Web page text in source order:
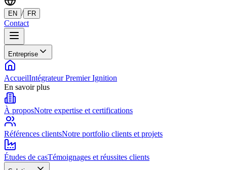
EN / FR
Contact
Entreprise
AccueilIntégrateur Premier Ignition
En savoir plus
À proposNotre expertise et certifications
Références clientsNotre portfolio clients et projets
Études de casTémoignages et réussites clients